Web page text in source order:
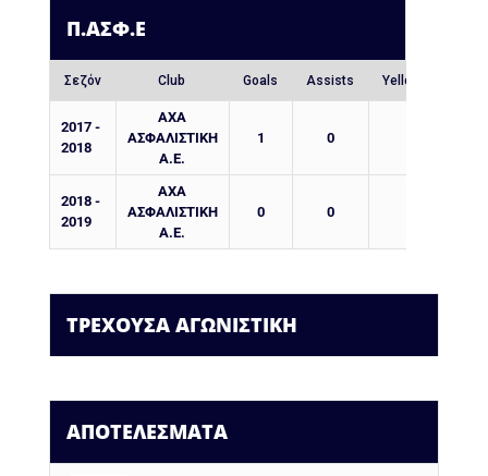
Π.ΑΣΦ.Ε
Σεζόν Club Goals Assists Yellow Cards
2017 -
2018
AXA
ΑΣΦΑΛΙΣΤΙΚΗ
Α.Ε.
1 0
2018 -
2019
AXA
ΑΣΦΑΛΙΣΤΙΚΗ
Α.Ε.
0 0
ΤΡΕΧΟΥΣΑ ΑΓΩΝΙΣΤΙΚΗ
ΑΠΟΤΕΛΕΣΜΑΤΑ